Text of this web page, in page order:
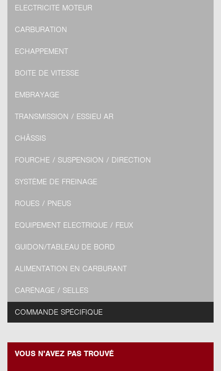
ELECTRICITÉ MOTEUR
CARBURATION
ECHAPPEMENT
BOITE DE VITESSE
EMBRAYAGE
TRANSMISSION / ESSIEU AR
CHÂSSIS
FOURCHE / SUSPENSION / DIRECTION
SYSTÈME DE FREINAGE
ROUES / PNEUS
EQUIPEMENT ELECTRIQUE / FEUX
GUIDON/TABLEAU DE BORD
ALIMENTATION EN CARBURANT
CARÉNAGE / SELLES
COMMANDE SPÉCIFIQUE
VOUS N'AVEZ PAS TROUVÉ